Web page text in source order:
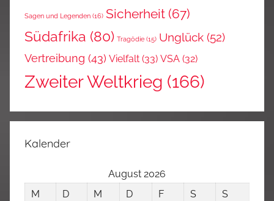
Sagen und Legenden (16) Sicherheit (67)
Südafrika (80) Tragödie (15) Unglück (52)
Vertreibung (43) Vielfalt (33) VSA (32)
Zweiter Weltkrieg (166)
Kalender
August 2026
M
D M D F S
S